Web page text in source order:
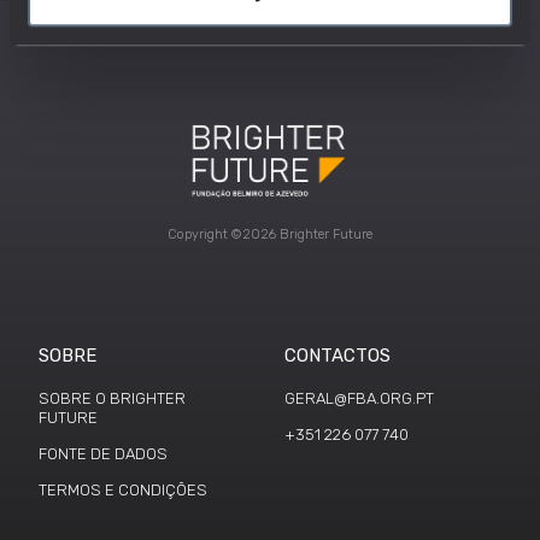
Copyright ©2026 Brighter Future
SOBRE
SOBRE O BRIGHTER
FUTURE
FONTE DE DADOS
TERMOS E CONDIÇÕES
CONTACTOS
GERAL@FBA.ORG.PT
+351 226 077 740